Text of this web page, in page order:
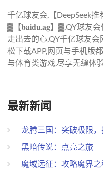
千亿球友会,【DeepSeek
▓【𝐛𝐚𝐢𝐝𝐮.𝐚𝐠】▓,QY球友
走出去的心,QY千亿球友
松下载APP,网页与手机版
与体育类游戏,尽享无缝体验
最新新闻
龙腾三国：突破极限
黑暗传说：点亮之旅
魔域远征：攻略魔界